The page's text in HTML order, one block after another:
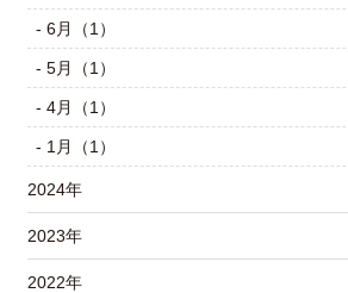
- 6月（1）
- 5月（1）
- 4月（1）
- 1月（1）
2024年
2023年
2022年